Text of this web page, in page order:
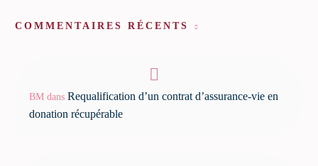
COMMENTAIRES RÉCENTS
BM dans Requalification d’un contrat d’assurance-vie en
donation récupérable